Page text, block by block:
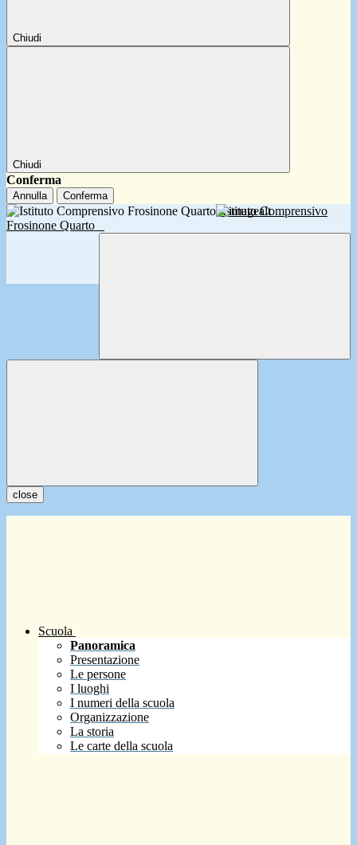
Chiudi
Chiudi
Conferma
Annulla Conferma
Istituto Comprensivo
Frosinone Quarto
close
Scuola
Panoramica
Presentazione
Le persone
I luoghi
I numeri della scuola
Organizzazione
La storia
Le carte della scuola